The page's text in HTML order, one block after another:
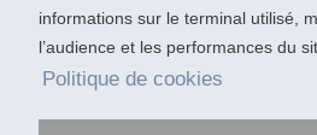
informations sur le terminal utilisé,
l’audience et les performances du
Politique de cookies
Copyright 1996-2026